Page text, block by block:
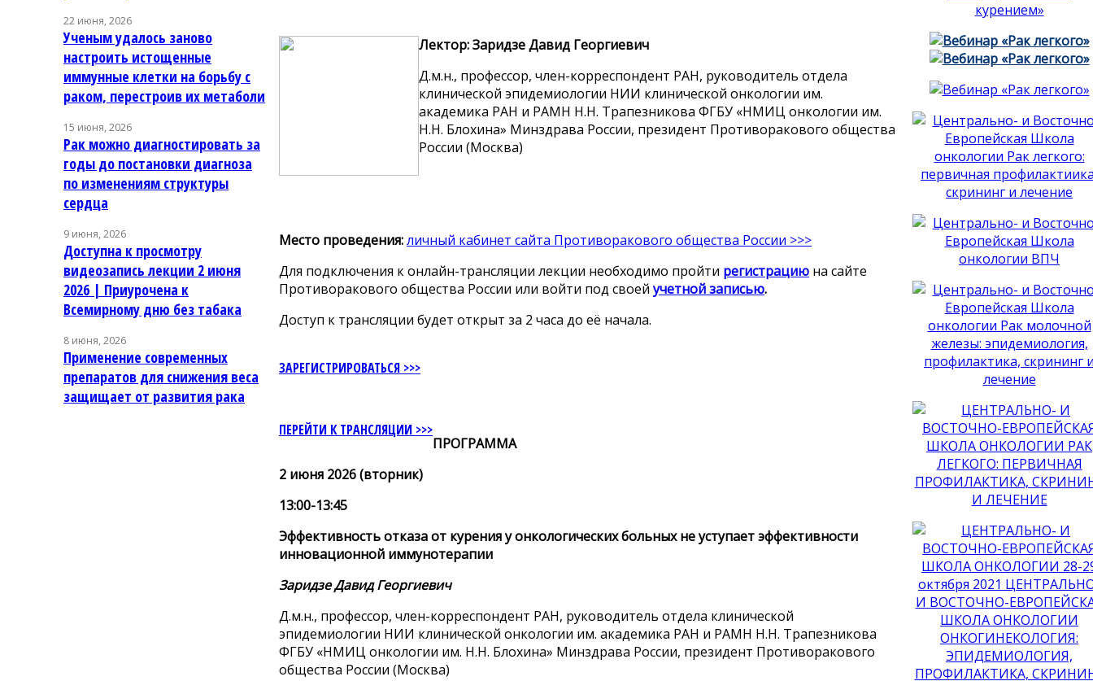
Лектор: Заридзе Давид Георгиевич
Д.м.н., профессор, член-корреспондент РАН, руководитель отдела
клинической эпидемиологии НИИ клинической онкологии им.
академика РАН и РАМН Н.Н. Трапезникова ФГБУ «НМИЦ онкологии им.
Н.Н. Блохина» Минздрава России, президент Противоракового общества
России (Москва)
Место проведения:личный кабинет сайта Противоракового общества России >>>
Для подключения к онлайн-трансляции лекции необходимо пройти регистрацию на сайте
Противоракового общества России или войти под своей учетной записью.
Доступ к трансляции будет открыт за 2 часа до её начала.
ЗАРЕГИСТРИРОВАТЬСЯ >>>
ПЕРЕЙТИ К ТРАНСЛЯЦИИ >>>
ПРОГРАММА
2 июня 2026 (вторник)
13:00-13:45
Эффективность отказа от курения у онкологических больных не уступает эффективности
инновационной иммунотерапии
Заридзе Давид Георгиевич
Д.м.н., профессор, член-корреспондент РАН, руководитель отдела клинической
эпидемиологии НИИ клинической онкологии им. академика РАН и РАМН Н.Н. Трапезникова
ФГБУ «НМИЦ онкологии им. Н.Н. Блохина» Минздрава России, президент Противоракового
общества России (Москва)
22 июня, 2026
Ученым удалось заново
настроить истощенные
иммунные клетки на борьбу с
раком, перестроив их метаболи
15 июня, 2026
Рак можно диагностировать за
годы до постановки диагноза
по изменениям структуры
сердца
9 июня, 2026
Доступна к просмотру
видеозапись лекции 2 июня
2026 | Приурочена к
Всемирному дню без табака
8 июня, 2026
Применение современных
препаратов для снижения веса
защищает от развития рака